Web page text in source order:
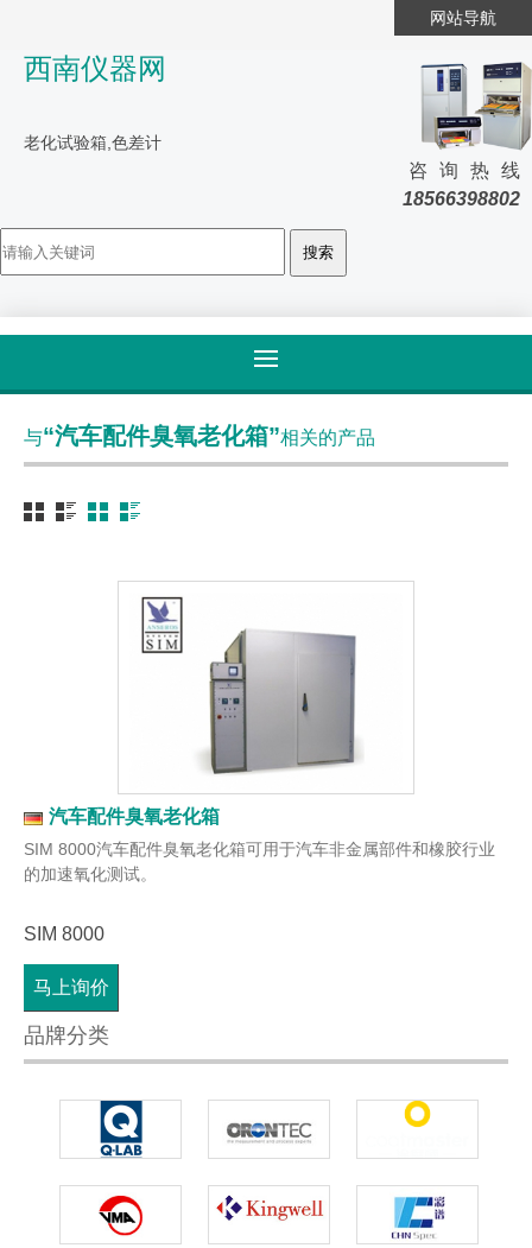
网站导航
西南仪器网
老化试验箱,色差计
咨询热线
18566398802
与“汽车配件臭氧老化箱”相关的产品
汽车配件臭氧老化箱
SIM 8000汽车配件臭氧老化箱可用于汽车非金属部件和橡胶行业
的加速氧化测试。
SIM 8000
马上询价
品牌分类